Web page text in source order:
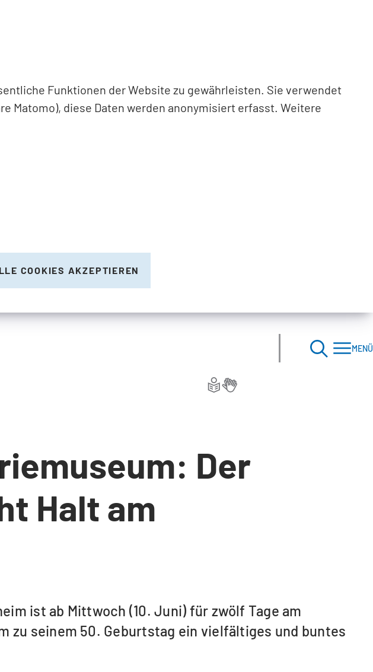
Funktionen der Website zu gewährleisten. Sie verwendet
Matomo), diese Daten werden anonymisiert erfasst. Weitere
COOKIES AKZEPTIEREN
MENÜ
Der
Halt am
ist ab Mittwoch (10. Juni) für zwölf Tage am
zu seinem 50. Geburtstag ein vielfältiges und buntes